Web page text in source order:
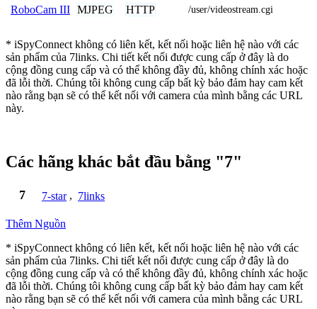
RoboCam III MJPEG HTTP /user/videostream.cgi
* iSpyConnect không có liên kết, kết nối hoặc liên hệ nào với các
sản phẩm của 7links. Chi tiết kết nối được cung cấp ở đây là do
cộng đồng cung cấp và có thể không đầy đủ, không chính xác hoặc
đã lỗi thời. Chúng tôi không cung cấp bất kỳ bảo đảm hay cam kết
nào rằng bạn sẽ có thể kết nối với camera của mình bằng các URL
này.
Các hãng khác bắt đầu bằng "7"
7 7-star , 7links
Thêm Nguồn
* iSpyConnect không có liên kết, kết nối hoặc liên hệ nào với các
sản phẩm của 7links. Chi tiết kết nối được cung cấp ở đây là do
cộng đồng cung cấp và có thể không đầy đủ, không chính xác hoặc
đã lỗi thời. Chúng tôi không cung cấp bất kỳ bảo đảm hay cam kết
nào rằng bạn sẽ có thể kết nối với camera của mình bằng các URL